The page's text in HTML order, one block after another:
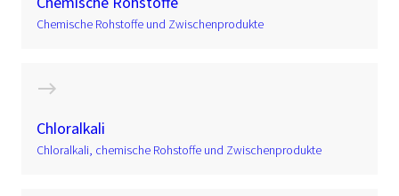
Chemische Rohstoffe und Zwischenprodukte
Chloralkali
Chloralkali, chemische Rohstoffe und Zwischenprodukte